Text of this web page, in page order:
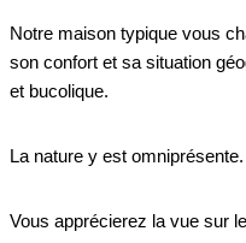
Notre maison typique vous
son confort et sa situation
et bucolique.
La nature y est omniprésente.
Vous apprécierez la vue sur le